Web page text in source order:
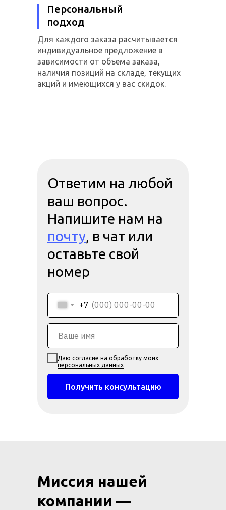
Персональный
подход
Для каждого заказа расчитывается
индивидуальное предложение в
зависимости от объема заказа,
наличия позиций на складе, текущих
акций и имеющихся у вас скидок.
Ответим на любой
ваш вопрос.
Напишите нам на
почту, в чат или
оставьте свой
номер
+7
Даю согласие на обработку моих
персональных данных
Получить консультацию
Миссия нашей
компании —